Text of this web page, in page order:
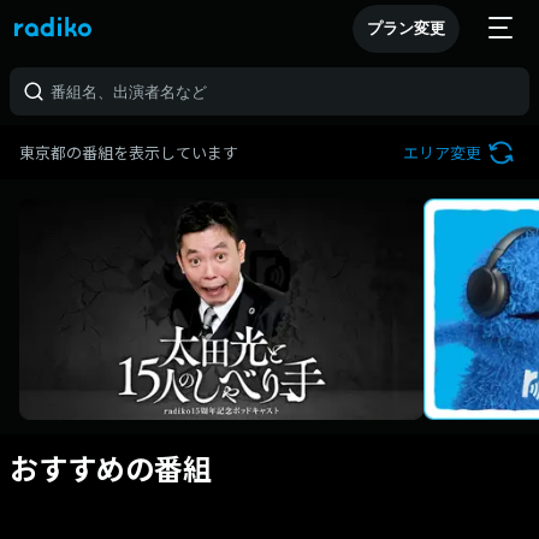
プラン変更
東京都の番組を表示しています エリア変更
おすすめの番組